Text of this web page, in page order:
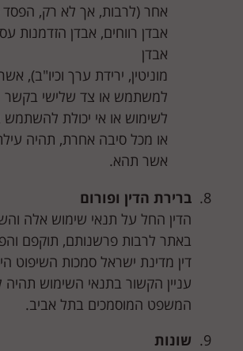
אחר (לרבות, אך לא רק, הפסד
אבדן רווחים, אבדן הזדמנות
אבדן
מוניטין, ירידת ערך וכיו"ב),
למשתמש או צד שלישי בקשר
לשימוש או אי יכולת
או מכל סיבה אחרת, תהיה
אשר תהא.
ברירת הדין ופורום
הדין החל על תנאי שימוש אלה
באתר לרבות פרשנותם, תוקפם
דין מדינת ישראל סמכות השיפוט
עניין הקשור בתנאי השימוש תהיה
המשפט המוסמכים בתל אביב.
שונות